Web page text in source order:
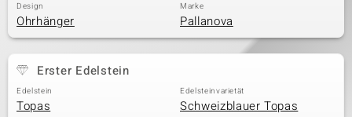
Design
Ohrhänger
Marke
Pallanova
Erster Edelstein
Edelstein
Topas
Edelsteinvarietät
Schweizblauer Topas